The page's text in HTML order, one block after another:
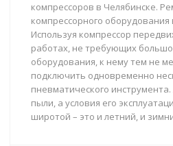
компрессоров в Челябинске.
компрессорного оборудования
Используя компрессор
работах, не требующих
оборудования, к нему тем не
подключить одновременно
пневматического инструмента.
пыли, а условия его
широтой – это и летний, и